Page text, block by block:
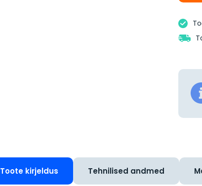
Toote kirjeldus Tehnilised andmed